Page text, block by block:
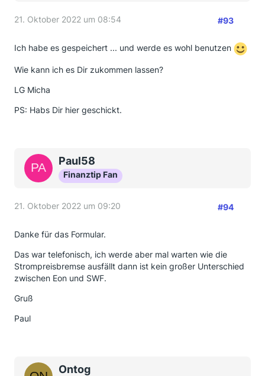
21. Oktober 2022 um 08:54 #93
Ich habe es gespeichert ... und werde es wohl benutzen
Wie kann ich es Dir zukommen lassen?
LG Micha
PS: Habs Dir hier geschickt.
Paul58
Finanztip Fan
21. Oktober 2022 um 09:20 #94
Danke für das Formular.
Das war telefonisch, ich werde aber mal warten wie die
Strompreisbremse ausfällt dann ist kein großer Unterschied
zwischen Eon und SWF.
Gruß
Paul
Ontog